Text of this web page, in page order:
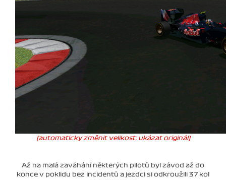
(automaticky změnit velikost: ukázat originál)
Až na malá zaváhání některých pilotů byl závod až do
konce v poklidu bez incidentů a jezdci si odkroužili 37 kol